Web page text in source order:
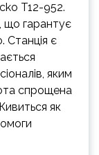
T12-952.
що гарантує
Станція є
яким
спрощена
як